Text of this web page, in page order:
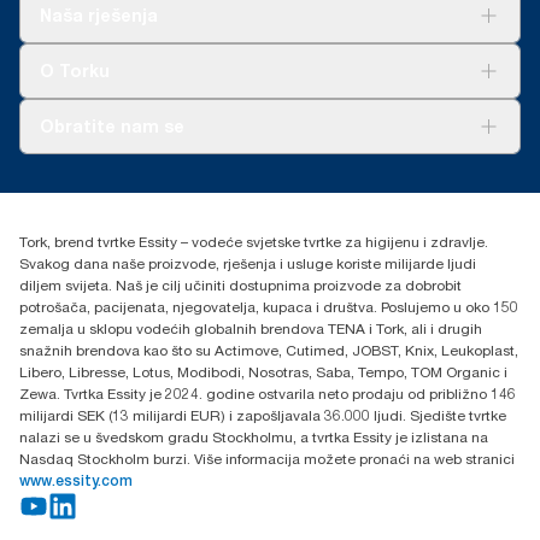
ponovnog punjenja u kombinaciji s podacima o potrošnji.
+385 913 900 004
H-1021 Budapest
Budakeszi út 51.
Tork, brend tvrtke Essity – vodeće svjetske tvrtke za higijenu i zdravlje.
Svakog dana naše proizvode, rješenja i usluge koriste milijarde ljudi
diljem svijeta. Naš je cilj učiniti dostupnima proizvode za dobrobit
potrošača, pacijenata, njegovatelja, kupaca i društva. Poslujemo u oko 150
zemalja u sklopu vodećih globalnih brendova TENA i Tork, ali i drugih
snažnih brendova kao što su Actimove, Cutimed, JOBST, Knix, Leukoplast,
Libero, Libresse, Lotus, Modibodi, Nosotras, Saba, Tempo, TOM Organic i
Zewa. Tvrtka Essity je 2024. godine ostvarila neto prodaju od približno 146
milijardi SEK (13 milijardi EUR) i zapošljavala 36.000 ljudi. Sjedište tvrtke
nalazi se u švedskom gradu Stockholmu, a tvrtka Essity je izlistana na
Nasdaq Stockholm burzi. Više informacija možete pronaći na web stranici
www.essity.com